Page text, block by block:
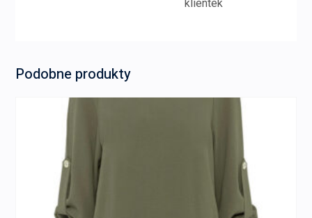
klientek
Podobne produkty